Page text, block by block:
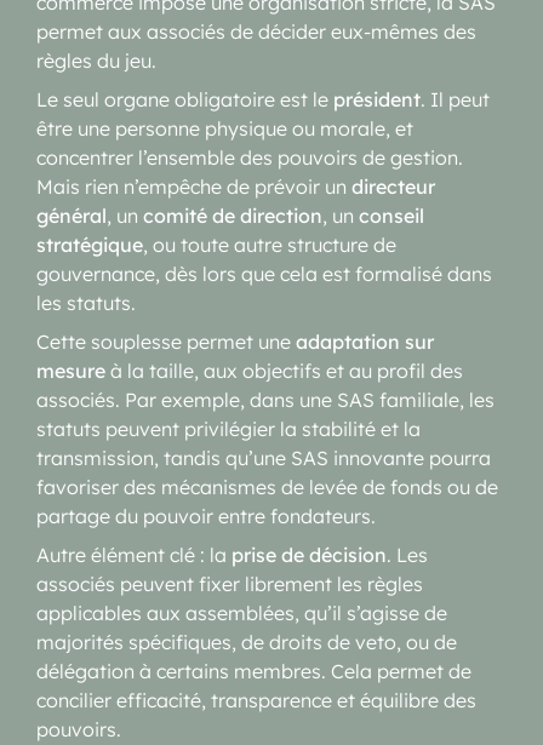
permet aux associés de décider eux-mêmes des
règles du jeu.
Le seul organe obligatoire est le président. Il peut
être une personne physique ou morale, et
concentrer l’ensemble des pouvoirs de gestion.
Mais rien n’empêche de prévoir un directeur
général, un comité de direction, un conseil
stratégique, ou toute autre structure de
gouvernance, dès lors que cela est formalisé dans
les statuts.
Cette souplesse permet une adaptation sur
mesure à la taille, aux objectifs et au profil des
associés. Par exemple, dans une SAS familiale, les
statuts peuvent privilégier la stabilité et la
transmission, tandis qu’une SAS innovante pourra
favoriser des mécanismes de levée de fonds ou de
partage du pouvoir entre fondateurs.
Autre élément clé : la prise de décision. Les
associés peuvent fixer librement les règles
applicables aux assemblées, qu’il s’agisse de
majorités spécifiques, de droits de veto, ou de
délégation à certains membres. Cela permet de
concilier efficacité, transparence et équilibre des
pouvoirs.